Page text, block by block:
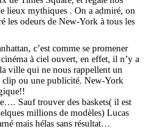
lieux mythiques . On a admiré, on
les odeurs de New-York à tous les
c’est comme se promener
à ciel ouvert, en effet, il n’y a
ville qui ne nous rappellent un
clip ou une publicité. New-York
Sauf trouver des baskets( il est
millions de modèles) Lucas
mais hélas sans résultat…